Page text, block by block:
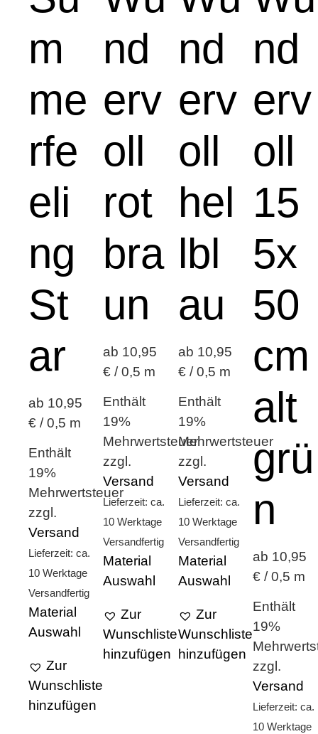
m
me
rfe
eli
ng
St
ar
ab 10,95
€ / 0,5 m
Enthält
19%
Mehrwertsteuer
zzgl.
Versand
Lieferzeit: ca.
10 Werktage
Versandfertig
Material
Auswahl
Zur
Wunschliste
hinzufügen
nd
erv
oll
rot
bra
un
ab 10,95
€ / 0,5 m
Enthält
19%
Mehrwertsteuer
zzgl.
Versand
Lieferzeit: ca.
10 Werktage
Versandfertig
Material
Auswahl
Zur
Wunschliste
hinzufügen
nd
erv
oll
hel
lbl
au
ab 10,95
€ / 0,5 m
Enthält
19%
Mehrwertsteuer
zzgl.
Versand
Lieferzeit: ca.
10 Werktage
Versandfertig
Material
Auswahl
Zur
Wunschliste
hinzufügen
nd
erv
oll
15
5x
50
cm
alt
grü
n
ab 10,95
€ / 0,5 m
Enthält
19%
zzgl.
Versand
Lieferzeit: ca.
10 Werktage